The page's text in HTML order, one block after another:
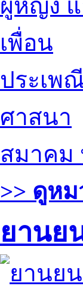
ผู้หญิง
เพื่อน
ประเพ
ศาสนา
สมาคม
>> ดูห
ยานย